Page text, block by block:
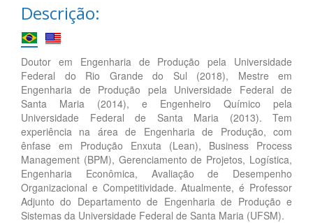
Descrição:
Doutor em Engenharia de Produção pela Universidade
Federal do Rio Grande do Sul (2018), Mestre em
Engenharia de Produção pela Universidade Federal de
Santa Maria (2014), e Engenheiro Químico pela
Universidade Federal de Santa Maria (2013). Tem
experiência na área de Engenharia de Produção, com
ênfase em Produção Enxuta (Lean), Business Process
Management (BPM), Gerenciamento de Projetos, Logística,
Engenharia Econômica, Avaliação de Desempenho
Organizacional e Competitividade. Atualmente, é Professor
Adjunto do Departamento de Engenharia de Produção e
Sistemas da Universidade Federal de Santa Maria (UFSM).